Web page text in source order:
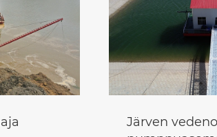
Z-veto hinaaja